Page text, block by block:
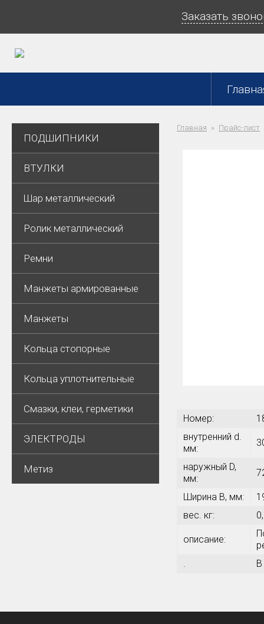
Заказать
ПОДШИПНИКИ
ВТУЛКИ
Шар металлический
Ролик металлический
Ремни
Манжеты армированные
Манжеты
Кольца стопорные
Кольца уплотнительные
Смазки, клеи, герметики
ЭЛЕКТРОДЫ
Метиз
Главная Прайс-лист
Номер:
внутренний d.
мм:
наружный D,
мм:
Ширина В, мм:
вес. кг:
описание:
.